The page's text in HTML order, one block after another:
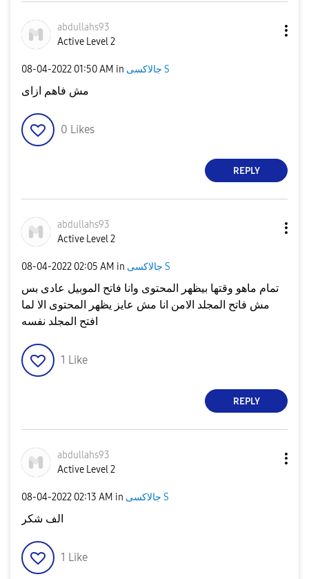
abdullahs93
Active Level 2
‎08-04-2022 01:50 AM in جالاكسى S
مش فاهم ازاى
0 Likes
REPLY
abdullahs93
Active Level 2
‎08-04-2022 02:05 AM in جالاكسى S
تمام ماهو وقتها بيظهر المحتوى وانا فاتح الموبيل عادى بس
مش فاتح المجلد الامن انا مش عايز يظهر المحتوى الا لما
افتح المجلد نفسه
1 Like
REPLY
abdullahs93
Active Level 2
‎08-04-2022 02:13 AM in جالاكسى S
الف شكر
1 Like